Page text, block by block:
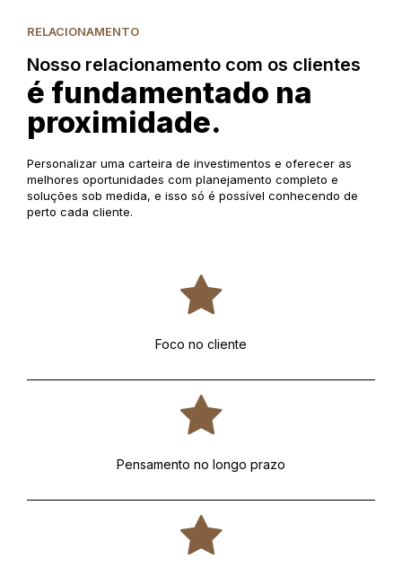
RELACIONAMENTO
Nosso relacionamento com os clientes
é fundamentado na
proximidade.
Personalizar uma carteira de investimentos e oferecer as
melhores oportunidades com planejamento completo e
soluções sob medida, e isso só é possível conhecendo de
perto cada cliente.
Foco no cliente
Pensamento no longo prazo